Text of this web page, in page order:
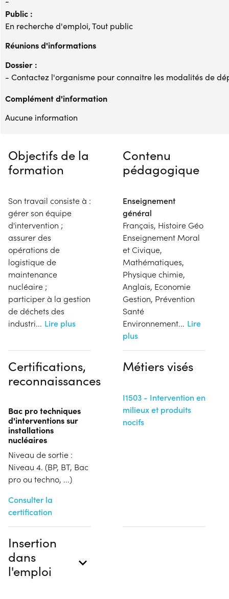
Public :
En recherche d'emploi, Tout public
Réunions d'informations
Dossier :
- Contactez l'organisme pour connaitre les modalités de
Complément d'information
Aucune information
Objectifs de la
formation
Son travail consiste à :
gérer son équipe
d'intervention ;
assurer des
opérations de
logistique de
maintenance
nucléaire ;
participer à la gestion
de déchets des
industri... Lire plus
Contenu
pédagogique
Enseignement
général
Français, Histoire Géo
Enseignement Moral
et Civique,
Mathématiques,
Physique chimie,
Anglais, Economie
Gestion, Prévention
Santé
Environnement... Lire
plus
Certifications,
reconnaissances
Bac pro techniques
d'interventions sur
installations
nucléaires
Niveau de sortie :
Niveau 4. (BP, BT, Bac
pro ou techno, ...)
Consulter la
certification
Métiers visés
I1503 - Intervention en
milieux et produits
nocifs
Insertion
dans
l'emploi